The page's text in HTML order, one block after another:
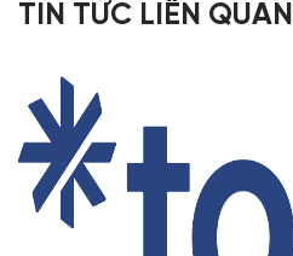
TIN TỨC LIÊN QUAN